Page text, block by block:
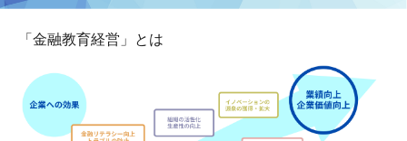
「金融教育経営」とは